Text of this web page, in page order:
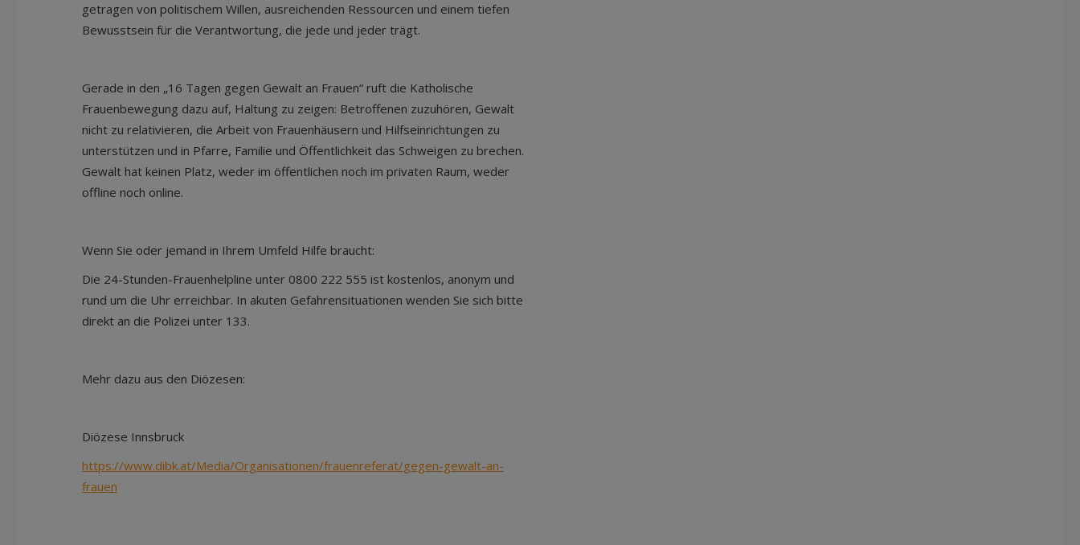
getragen von politischem Willen, ausreichenden Ressourcen und einem tiefen
Bewusstsein für die Verantwortung, die jede und jeder trägt.
Gerade in den „16 Tagen gegen Gewalt an Frauen“ ruft die Katholische
Frauenbewegung dazu auf, Haltung zu zeigen: Betroffenen zuzuhören, Gewalt
nicht zu relativieren, die Arbeit von Frauenhäusern und Hilfseinrichtungen zu
unterstützen und in Pfarre, Familie und Öffentlichkeit das Schweigen zu brechen.
Gewalt hat keinen Platz, weder im öffentlichen noch im privaten Raum, weder
offline noch online.
Wenn Sie oder jemand in Ihrem Umfeld Hilfe braucht:
Die 24-Stunden-Frauenhelpline unter 0800 222 555 ist kostenlos, anonym und
rund um die Uhr erreichbar. In akuten Gefahrensituationen wenden Sie sich bitte
direkt an die Polizei unter 133.
Mehr dazu aus den Diözesen:
Diözese Innsbruck
https://www.dibk.at/Media/Organisationen/frauenreferat/gegen-gewalt-an-
frauen